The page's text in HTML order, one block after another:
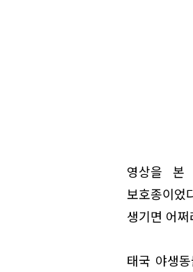
영상을 본
보호종이었
생기면 어
태국 야생